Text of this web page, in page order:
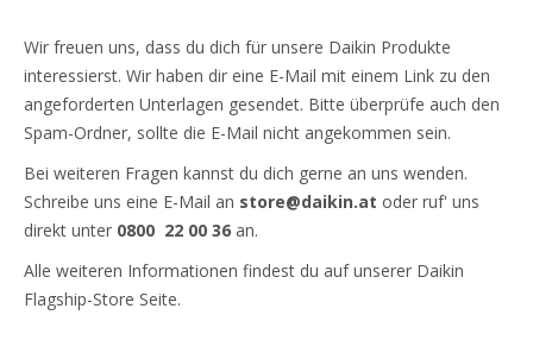
Wir freuen uns, dass du dich für unsere Daikin Produkte
interessierst. Wir haben dir eine E-Mail mit einem Link zu den
angeforderten Unterlagen gesendet. Bitte überprüfe auch den
Spam-Ordner, sollte die E-Mail nicht angekommen sein.
Bei weiteren Fragen kannst du dich gerne an uns wenden.
Schreibe uns eine E-Mail an store@daikin.at oder ruf' uns
direkt unter 0800 22 00 36 an.
Alle weiteren Informationen findest du auf unserer Daikin
Flagship-Store Seite.